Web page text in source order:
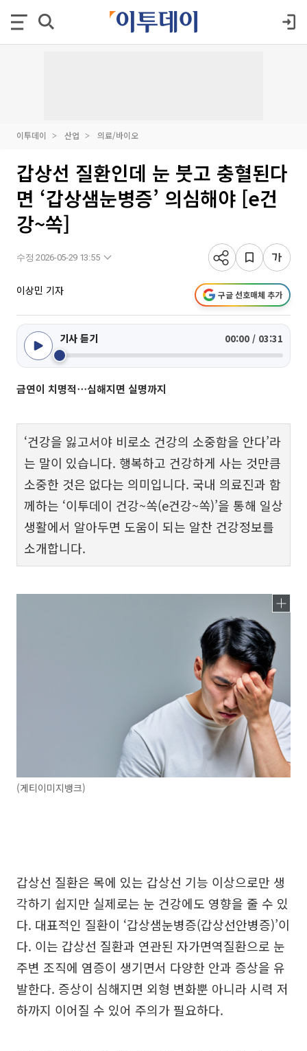
이투데이 산업 의료/바이오
갑상선 질환인데 눈 붓고 충혈된다
면 ‘갑상샘눈병증’ 의심해야 [e건
강~쏙]
수정 2026-05-29 13:55
이상민 기자 구글 선호매체 추가
기사 듣기 00:00 / 03:31
금연이 치명적⋯심해지면 실명까지
‘건강을 잃고서야 비로소 건강의 소중함을 안다’라
는 말이 있습니다. 행복하고 건강하게 사는 것만큼
소중한 것은 없다는 의미입니다. 국내 의료진과 함
께하는 ‘이투데이 건강~쏙(e건강~쏙)’을 통해 일상
생활에서 알아두면 도움이 되는 알찬 건강정보를
소개합니다.
(게티이미지뱅크)
갑상선 질환은 목에 있는 갑상선 기능 이상으로만 생
각하기 쉽지만 실제로는 눈 건강에도 영향을 줄 수 있
다. 대표적인 질환이 ‘갑상샘눈병증(갑상선안병증)’이
다. 이는 갑상선 질환과 연관된 자가면역질환으로 눈
주변 조직에 염증이 생기면서 다양한 안과 증상을 유
발한다. 증상이 심해지면 외형 변화뿐 아니라 시력 저
하까지 이어질 수 있어 주의가 필요하다.